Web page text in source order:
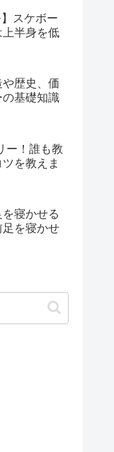
】スケボー
上半身を低
歴史、価
基礎知識
ー！誰も教
を教えま
寝かせる
を寝かせ